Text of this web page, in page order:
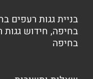
בניית גגות רעפים
בחיפה, חידוש
בחיפה